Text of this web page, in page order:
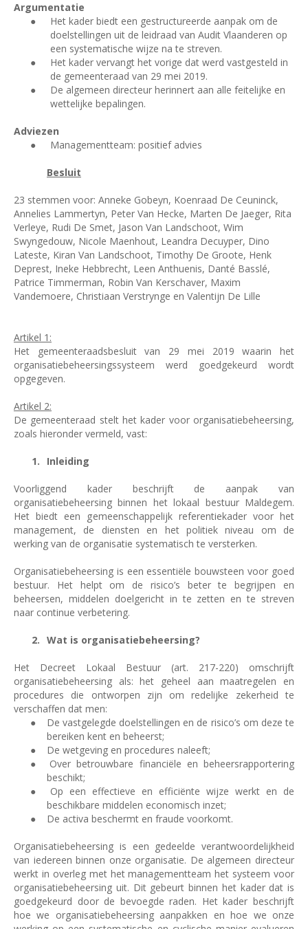
Argumentatie
●
Het kader biedt een gestructureerde aanpak om de
doelstellingen uit de leidraad van Audit Vlaanderen op
een systematische wijze na te streven.
●
Het kader vervangt het vorige dat werd vastgesteld in
de gemeenteraad van 29 mei 2019.
●
De algemeen directeur herinnert aan alle feitelijke en
wettelijke bepalingen.
Adviezen
●
Managementteam: positief advies
Besluit
23 stemmen voor: Anneke Gobeyn, Koenraad De Ceuninck,
Annelies Lammertyn, Peter Van Hecke, Marten De Jaeger, Rita
Verleye, Rudi De Smet, Jason Van Landschoot, Wim
Swyngedouw, Nicole Maenhout, Leandra Decuyper, Dino
Lateste, Kiran Van Landschoot, Timothy De Groote, Henk
Deprest, Ineke Hebbrecht, Leen Anthuenis, Danté Basslé,
Patrice Timmerman, Robin Van Kerschaver, Maxim
Vandemoere, Christiaan Verstrynge en Valentijn De Lille
Artikel 1:
Het gemeenteraadsbesluit van 29 mei 2019 waarin het
organisatiebeheersingssysteem werd goedgekeurd wordt
opgegeven.
Artikel 2:
De gemeenteraad stelt het kader voor organisatiebeheersing,
zoals hieronder vermeld, vast:
Inleiding
Voorliggend kader beschrijft de aanpak van
organisatiebeheersing binnen het lokaal bestuur Maldegem.
Het biedt een gemeenschappelijk referentiekader voor het
management, de diensten en het politiek niveau om de
werking van de organisatie systematisch te versterken.
Organisatiebeheersing is een essentiële bouwsteen voor goed
bestuur. Het helpt om de risico’s beter te begrijpen en
beheersen, middelen doelgericht in te zetten en te streven
naar continue verbetering.
Wat is organisatiebeheersing?
Het Decreet Lokaal Bestuur (art. 217-220) omschrijft
organisatiebeheersing als: het geheel aan maatregelen en
procedures die ontworpen zijn om redelijke zekerheid te
verschaffen dat men:
●
De vastgelegde doelstellingen en de risico’s om deze te
bereiken kent en beheerst;
●
De wetgeving en procedures naleeft;
●
Over betrouwbare financiële en beheersrapportering
beschikt;
●
Op een effectieve en efficiënte wijze werkt en de
beschikbare middelen economisch inzet;
●
De activa beschermt en fraude voorkomt.
Organisatiebeheersing is een gedeelde verantwoordelijkheid
van iedereen binnen onze organisatie. De algemeen directeur
werkt in overleg met het managementteam het systeem voor
organisatiebeheersing uit. Dit gebeurt binnen het kader dat is
goedgekeurd door de bevoegde raden. Het kader beschrijft
hoe we organisatiebeheersing aanpakken en hoe we onze